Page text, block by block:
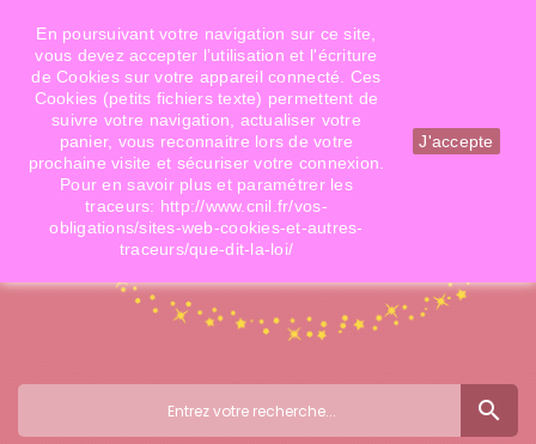
Téléphone: 06 09 14 02 79 Email: info@doigtsdefees.com
Mon compte
search
En poursuivant votre navigation sur ce site,
vous devez accepter l’utilisation et l'écriture
de Cookies sur votre appareil connecté. Ces
Cookies (petits fichiers texte) permettent de
suivre votre navigation, actualiser votre
panier, vous reconnaitre lors de votre
prochaine visite et sécuriser votre connexion.
Pour en savoir plus et paramétrer les
traceurs: http://www.cnil.fr/vos-
obligations/sites-web-cookies-et-autres-
traceurs/que-dit-la-loi/
J'accepte